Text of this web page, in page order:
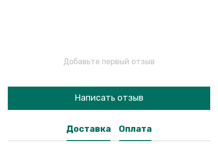
Добавьте первый отзыв
Написать отзыв
Доставка Оплата